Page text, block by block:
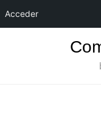
Acceder